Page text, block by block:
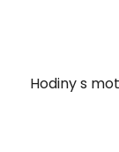
Hodiny s